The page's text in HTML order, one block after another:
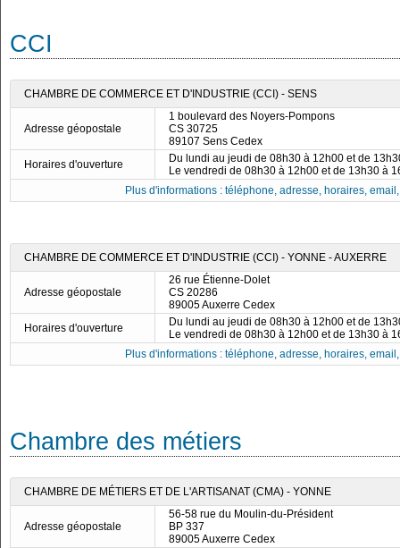
CCI
CHAMBRE DE COMMERCE ET D'INDUSTRIE (CCI) - SENS
Adresse géopostale
1 boulevard des Noyers-Pompons
CS 30725
89107 Sens Cedex
Horaires d'ouverture
Du lundi au jeudi de 08h30 à 12h00 et de
Le vendredi de 08h30 à 12h00 et de 13h30 à
Plus d'informations : téléphone, adresse, horaires,
CHAMBRE DE COMMERCE ET D'INDUSTRIE (CCI) - YONNE - AUXERRE
Adresse géopostale
26 rue Étienne-Dolet
CS 20286
89005 Auxerre Cedex
Horaires d'ouverture
Du lundi au jeudi de 08h30 à 12h00 et de
Le vendredi de 08h30 à 12h00 et de 13h30 à
Plus d'informations : téléphone, adresse, horaires,
Chambre des métiers
CHAMBRE DE MÉTIERS ET DE L'ARTISANAT (CMA) - YONNE
Adresse géopostale
56-58 rue du Moulin-du-Président
BP 337
89005 Auxerre Cedex